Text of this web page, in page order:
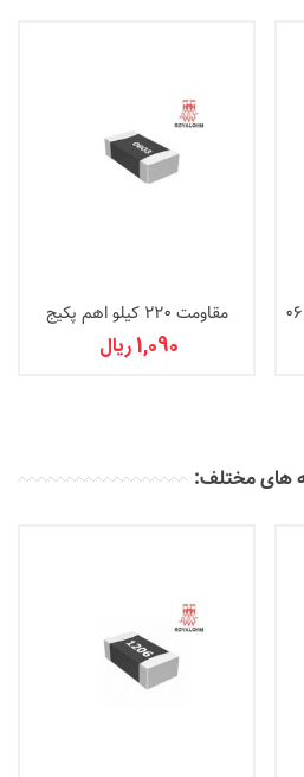
مقاومت 220 کیلو اهم پکیج
06031,090 ریال